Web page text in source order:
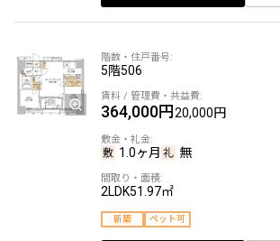
5階506
364,000円20,000円
1.0ヶ月 無
2LDK51.97㎡
新築 ペット可